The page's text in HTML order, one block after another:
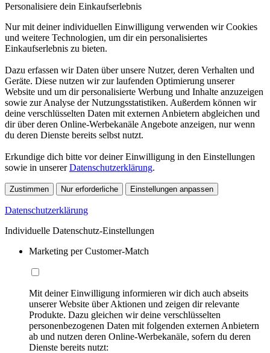
Personalisiere dein Einkaufserlebnis
Nur mit deiner individuellen Einwilligung verwenden wir Cookies
und weitere Technologien, um dir ein personalisiertes
Einkaufserlebnis zu bieten.
Dazu erfassen wir Daten über unsere Nutzer, deren Verhalten und
Geräte. Diese nutzen wir zur laufenden Optimierung unserer
Website und um dir personalisierte Werbung und Inhalte anzuzeigen
sowie zur Analyse der Nutzungsstatistiken. Außerdem können wir
deine verschlüsselten Daten mit externen Anbietern abgleichen und
dir über deren Online-Werbekanäle Angebote anzeigen, nur wenn
du deren Dienste bereits selbst nutzt.
Erkundige dich bitte vor deiner Einwilligung in den Einstellungen
sowie in unsererDatenschutzerklärung.
Zustimmen Nur erforderliche Einstellungen anpassen
Datenschutzerklärung
Individuelle Datenschutz-Einstellungen
Marketing per Customer-Match
Mit deiner Einwilligung informieren wir dich auch abseits
unserer Website über Aktionen und zeigen dir relevante
Produkte. Dazu gleichen wir deine verschlüsselten
personenbezogenen Daten mit folgenden externen Anbietern
ab und nutzen deren Online-Werbekanäle, sofern du deren
Dienste bereits nutzt: